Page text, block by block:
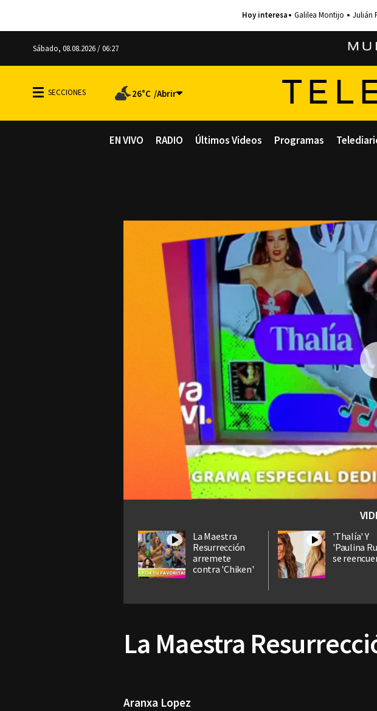
Galilea Montijo Julián
Sábado, 08.08.2026 / 06:27
26°C
EN VIVO RADIO Últimos Videos Programas
La Maestra
Resurrección
arremete
contra 'Chiken'
'Thalía' Y
'Paulina
se
La Maestra
Aranxa Lopez